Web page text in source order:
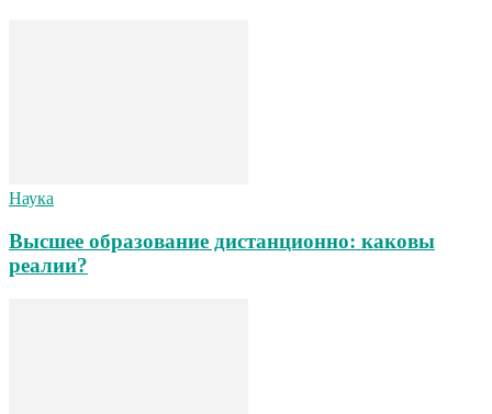
Наука
Высшее образование дистанционно: каковы
реалии?